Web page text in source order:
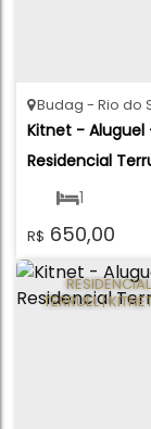
Kitnet - Aluguel
Residencial
R$ 650,00
Budag Rio do
1
40.00m²
RESIDENCIAL
TERRUEL |